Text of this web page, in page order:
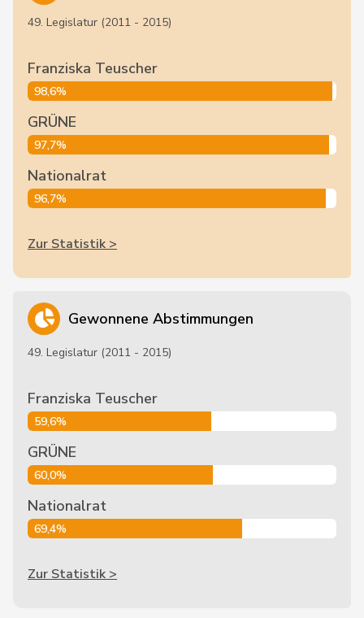
49. Legislatur (2011 - 2015)
Franziska Teuscher
98,6%
GRÜNE
97,7%
Nationalrat
96,7%
Zur Statistik >
Gewonnene Abstimmungen
49. Legislatur (2011 - 2015)
Franziska Teuscher
59,6%
GRÜNE
60,0%
Nationalrat
69,4%
Zur Statistik >